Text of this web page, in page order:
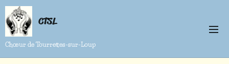
CTSL
Chœur de Tourrettes-sur-Loup